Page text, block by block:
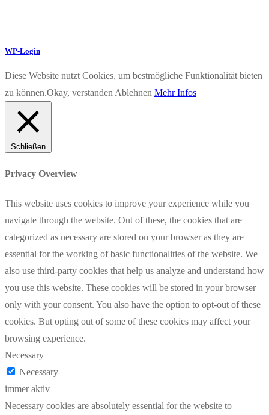
WP-Login
Diese Website nutzt Cookies, um bestmögliche Funktionalität bieten
zu können.Okay, verstanden Ablehnen Mehr Infos
Schließen
Privacy Overview
This website uses cookies to improve your experience while you
navigate through the website. Out of these, the cookies that are
categorized as necessary are stored on your browser as they are
essential for the working of basic functionalities of the website. We
also use third-party cookies that help us analyze and understand how
you use this website. These cookies will be stored in your browser
only with your consent. You also have the option to opt-out of these
cookies. But opting out of some of these cookies may affect your
browsing experience.
Necessary
Necessary
immer aktiv
Necessary cookies are absolutely essential for the website to